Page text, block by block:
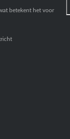
betekent het voor